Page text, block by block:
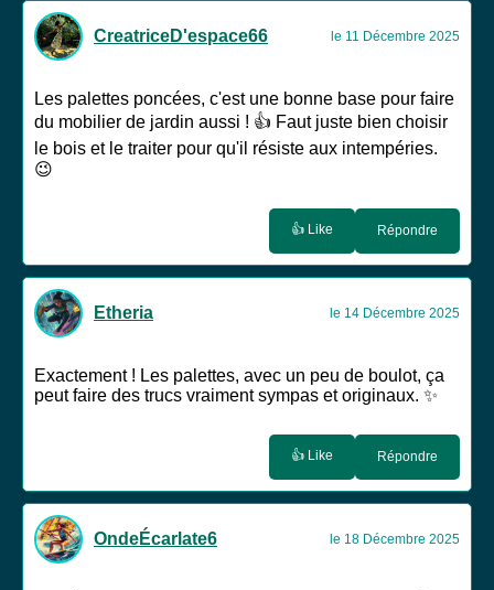
CreatriceD'espace66 le 11 Décembre 2025
Les palettes poncées, c'est une bonne base pour faire
du mobilier de jardin aussi ! 👍 Faut juste bien choisir
le bois et le traiter pour qu'il résiste aux intempéries.
😉
👍 Like Répondre
Etheria le 14 Décembre 2025
Exactement ! Les palettes, avec un peu de boulot, ça
peut faire des trucs vraiment sympas et originaux. ✨
👍 Like Répondre
OndeÉcarlate6 le 18 Décembre 2025